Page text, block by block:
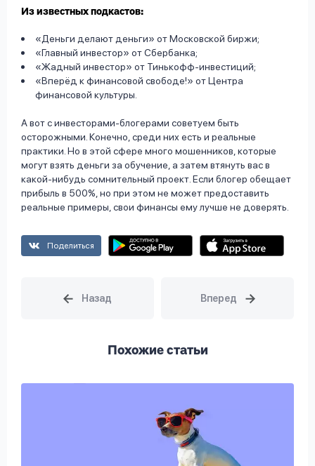
Из известных подкастов:
«Деньги делают деньги» от Московской биржи;
«Главный инвестор» от Сбербанка;
«Жадный инвестор» от Тинькофф-инвестиций;
«Вперёд к финансовой свободе!» от Центра
финансовой культуры.
А вот с инвесторами-блогерами советуем быть
осторожными. Конечно, среди них есть и реальные
практики. Но в этой сфере много мошенников, которые
могут взять деньги за обучение, а затем втянуть вас в
какой-нибудь сомнительный проект. Если блогер обещает
прибыль в 500%, но при этом не может предоставить
реальные примеры, свои финансы ему лучше не доверять.
Поделиться
Похожие статьи